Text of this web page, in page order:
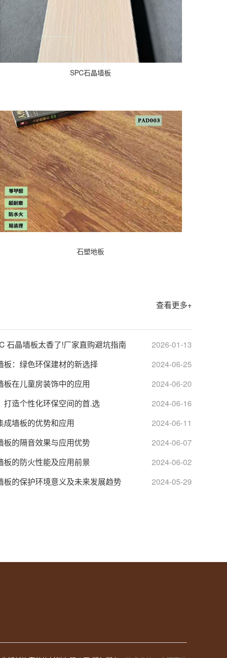
SPC石晶墙板
石塑地板
查看更多+
石晶墙板太香了!厂家直购避坑指南
2026-01-13
板：绿色环保建材的新选择
2024-06-25
板在儿童房装饰中的应用
2024-06-20
打造个性化环保空间的首.选
2024-06-16
成墙板的优势和应用
2024-06-11
板的隔音效果与应用优势
2024-06-07
板的防火性能及应用前景
2024-06-02
板的保护环境意义及未来发展趋势
2024-05-29